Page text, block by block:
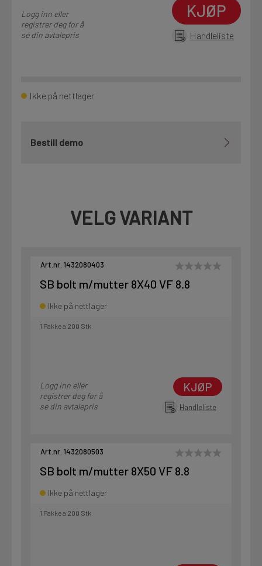
Kampanjer
Kvalitetsprodukter til ekstra gode priser
Logg inn eller
registrer deg for å
se din avtalepris
KJØP
Handleliste
Ikke på nettlager
Bestill demo
VELG VARIANT
Art.nr. 1432080403
SB bolt m/mutter 8X40 VF 8.8
Ikke på nettlager
1 Pakke a 200 Stk
Logg inn eller
registrer deg for å
se din avtalepris
KJØP
Handleliste
Art.nr. 1432080503
SB bolt m/mutter 8X50 VF 8.8
Ikke på nettlager
1 Pakke a 200 Stk